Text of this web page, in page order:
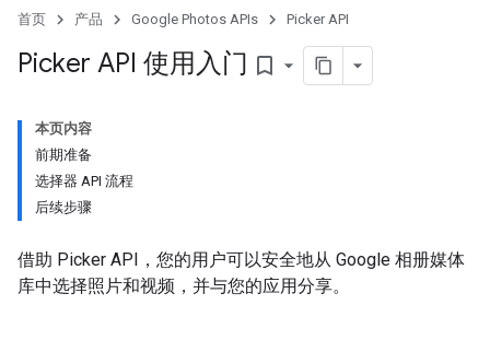
首页 产品 Google Photos APIs Picker API
Picker API 使用入门 bookmark_border
本页内容
前期准备
选择器 API 流程
后续步骤
借助 Picker API，您的用户可以安全地从 Google 相册媒体
库中选择照片和视频，并与您的应用分享。